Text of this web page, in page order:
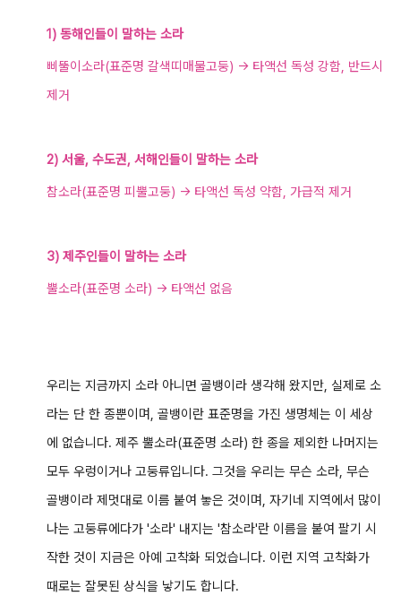
1) 동해인들이 말하는 소라
삐뚤이소라(표준명 갈색띠매물고둥) → 타액선 독성 강함, 반드시
제거
2) 서울, 수도권, 서해인들이 말하는 소라
참소라(표준명 피뿔고둥) → 타액선 독성 약함, 가급적 제거
3) 제주인들이 말하는 소라
뿔소라(표준명 소라) → 타액선 없음
우리는 지금까지 소라 아니면 골뱅이라 생각해 왔지만, 실제로 소
라는 단 한 종뿐이며, 골뱅이란 표준명을 가진 생명체는 이 세상
에 없습니다. 제주 뿔소라(표준명 소라) 한 종을 제외한 나머지는
모두 우렁이거나 고둥류입니다. 그것을 우리는 무슨 소라, 무슨
골뱅이라 제멋대로 이름 붙여 놓은 것이며, 자기네 지역에서 많이
나는 고둥류에다가 '소라' 내지는 '참소라'란 이름을 붙여 팔기 시
작한 것이 지금은 아예 고착화 되었습니다. 이런 지역 고착화가
때로는 잘못된 상식을 낳기도 합니다.